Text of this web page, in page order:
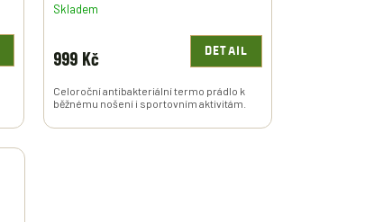
Skladem
999 Kč DETAIL
Celoroční antibakteriální termo prádlo k
běžnému nošení i sportovním aktivitám.